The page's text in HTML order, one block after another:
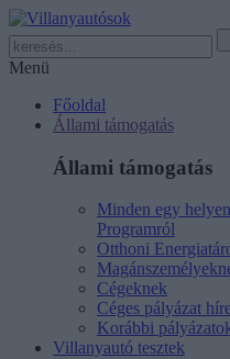
Menü
Főoldal
Állami támogatás
Állami támogatás
Minden egy
Programról
Otthoni
Cégeknek
Céges pályázat
Korábbi
Villanyautó tesztek